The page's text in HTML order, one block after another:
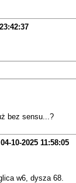
23:42:37
bez sensu...?
04-10-2025 11:58:05
w6, dysza 68.